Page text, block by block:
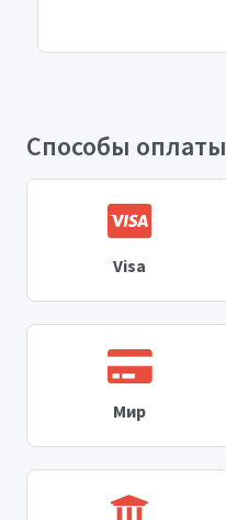
Способы оплаты
Visa
Мир